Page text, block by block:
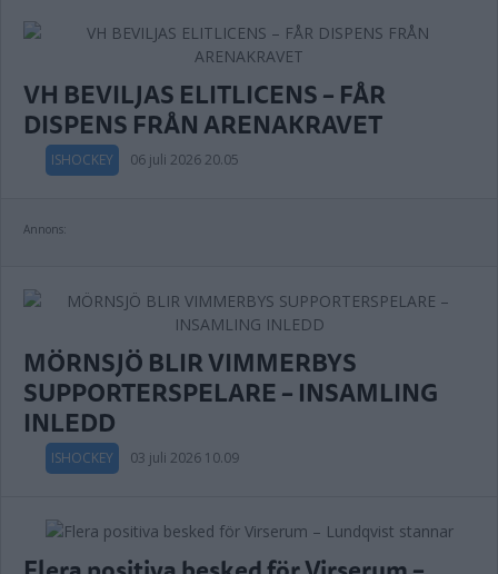
VH BEVILJAS ELITLICENS – FÅR
DISPENS FRÅN ARENAKRAVET
ISHOCKEY 06 juli 2026 20.05
Annons:
MÖRNSJÖ BLIR VIMMERBYS
SUPPORTERSPELARE – INSAMLING
INLEDD
ISHOCKEY 03 juli 2026 10.09